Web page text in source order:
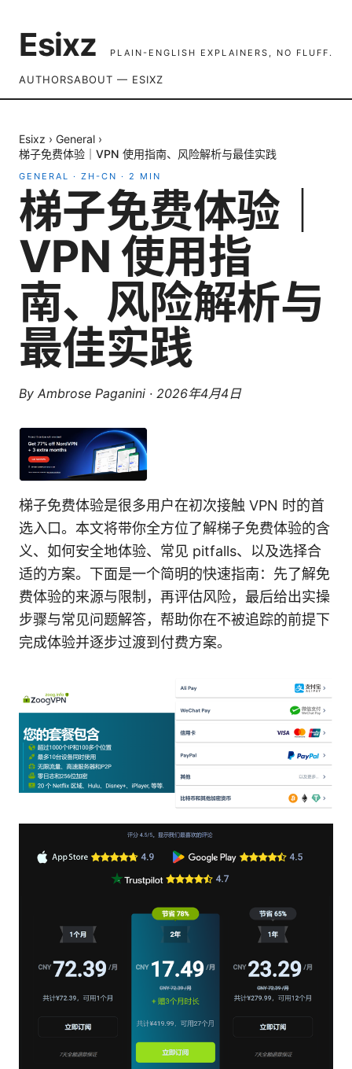
Esixz PLAIN-ENGLISH EXPLAINERS, NO FLUFF.
AUTHORSABOUT — ESIXZ
Esixz › General ›
梯子免费体验｜VPN 使用指南、风险解析与最佳实践
GENERAL · ZH-CN · 2 MIN
梯子免费体验｜
VPN 使用指
南、风险解析与
最佳实践
By Ambrose Paganini · 2026年4月4日
梯子免费体验是很多用户在初次接触 VPN 时的首
选入口。本文将带你全方位了解梯子免费体验的含
义、如何安全地体验、常见 pitfalls、以及选择合
适的方案。下面是一个简明的快速指南：先了解免
费体验的来源与限制，再评估风险，最后给出实操
步骤与常见问题解答，帮助你在不被追踪的前提下
完成体验并逐步过渡到付费方案。